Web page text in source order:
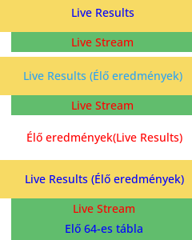
Live Results
Live Stream
Live Results (Élő eredmények)
Live Stream
Élő eredmények(Live Results)
Live Results (Élő eredmények)
Live Stream
Elő 64-es tábla